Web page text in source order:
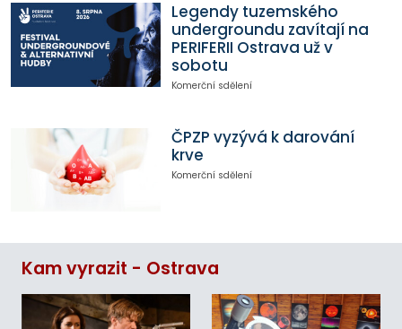
Legendy tuzemského
undergroundu zavítají na
PERIFERII Ostrava už v
sobotu
Komerční sdělení
ČPZP vyzývá k darování
krve
Komerční sdělení
Kam vyrazit - Ostrava